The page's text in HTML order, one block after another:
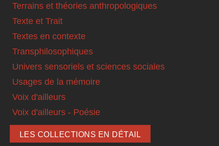
Terrains et théories anthropologiques
Texte et Trait
Textes en contexte
Transphilosophiques
Univers sensoriels et sciences sociales
Usages de la mémoire
Voix d'ailleurs
Voix d'ailleurs - Poésie
LES COLLECTIONS EN DÉTAIL